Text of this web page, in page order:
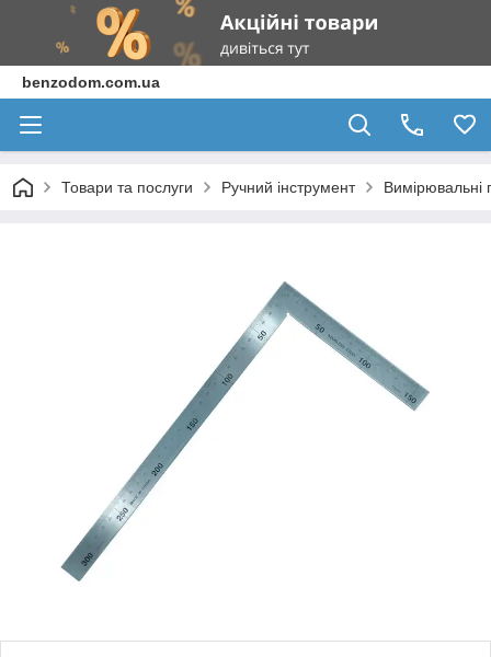
benzodom.com.ua
Товари та послуги Ручний інструмент Вимірювальні